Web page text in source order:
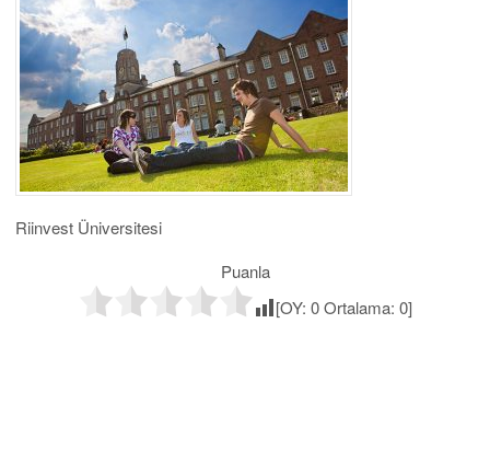
Riinvest Üniversitesi
Puanla
[OY: 0Ortalama: 0]